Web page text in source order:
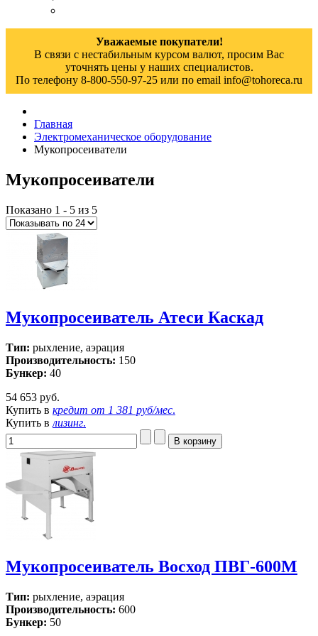
Уважаемые покупатели!
В связи с нестабильным курсом валют, просим Вас
уточнять цены у наших специалистов.
По телефону 8-800-550-97-25 или по email info@tohoreca.ru
Главная
Электромеханическое оборудование
Мукопросеиватели
Мукопросеиватели
Показано 1 - 5 из 5
Мукопросеиватель Атеси Каскад
Тип: рыхление, аэрация
Производительность: 150
Бункер: 40
54 653 руб.
Купить в кредит от 1 381 руб/мес.
Купить в лизинг.
Мукопросеиватель Восход ПВГ-600М
Тип: рыхление, аэрация
Производительность: 600
Бункер: 50